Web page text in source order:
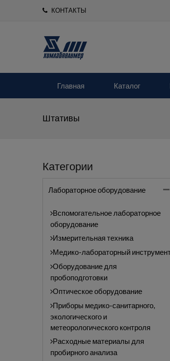
КОНТАКТЫ
Главная Каталог
Штативы
Категории
Лабораторное оборудование
Вспомогательное лабораторное
оборудование
Измерительная техника
Медико-лабораторный
Оборудование для
пробоподготовки
Оптическое оборудование
Приборы медико-санитарного,
экологического и
метеорологического контроля
Расходные материалы для
пробирного анализа